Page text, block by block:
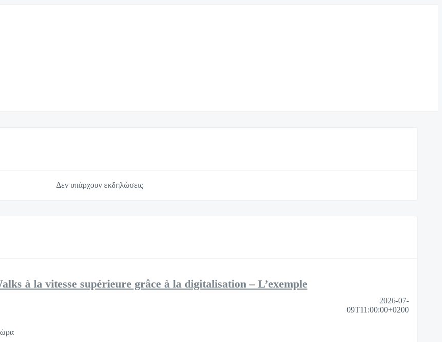
Δεν υπάρχουν εκδηλώσεις
à la vitesse supérieure grâce à la digitalisation – L’exemple
2026-07-
09T11:00:00+0200